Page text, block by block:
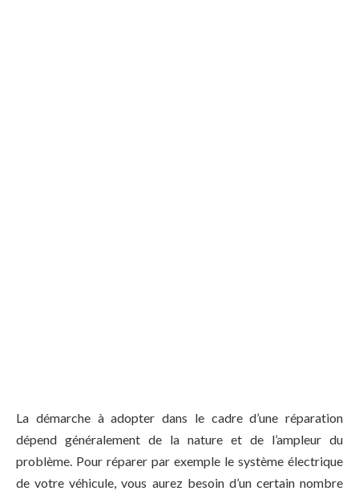
La démarche à adopter dans le cadre d’une réparation
dépend généralement de la nature et de l’ampleur du
problème. Pour réparer par exemple le système électrique
de votre véhicule, vous aurez besoin d’un certain nombre